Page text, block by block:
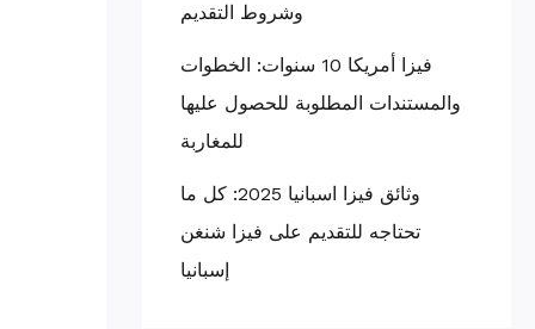
وشروط التقديم
فيزا أمريكا 10 سنوات: الخطوات
والمستندات المطلوبة للحصول عليها
للمغاربة
وثائق فيزا اسبانيا 2025: كل ما
تحتاجه للتقديم على فيزا شنغن
إسبانيا